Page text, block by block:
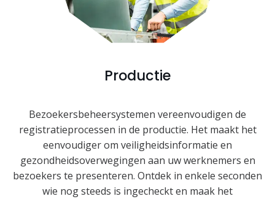
Productie
Bezoekersbeheersystemen vereenvoudigen de
registratieprocessen in de productie. Het maakt het
eenvoudiger om veiligheidsinformatie en
gezondheidsoverwegingen aan uw werknemers en
bezoekers te presenteren. Ontdek in enkele seconden
wie nog steeds is ingecheckt en maak het